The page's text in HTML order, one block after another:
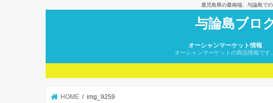
鹿児島県の最南端、与論島で
与論島ブロ
オーシャンマーケット情報
オーシャンマーケットの商品情報です。
HOME img_9259